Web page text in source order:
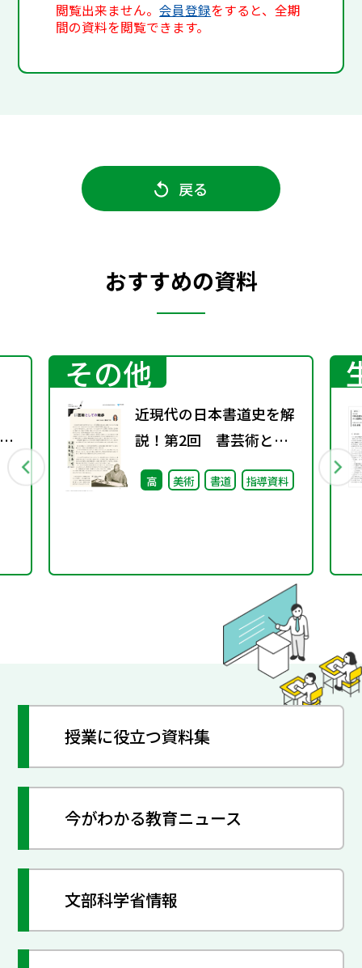
閲覧出来ません。会員登録をすると、全期
間の資料を閲覧できます。
戻る
おすすめの資料
その他
近現代の日本書道史を解
説！第2回 書芸術とし
ての地歩
高 美術 書道 指導資料
授業に役立つ資料集
今がわかる教育ニュース
文部科学省情報